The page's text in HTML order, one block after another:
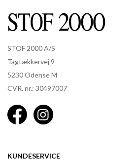
STOF 2000 A/S
Tagtækkervej 9
5230 Odense M
CVR. nr.: 30497007
KUNDESERVICE